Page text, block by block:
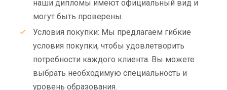
наши дипломы имеют официальный вид и
могут быть проверены.
Условия покупки: Мы предлагаем гибкие
условия покупки, чтобы удовлетворить
потребности каждого клиента. Вы можете
выбрать необходимую специальность и
уровень образования.